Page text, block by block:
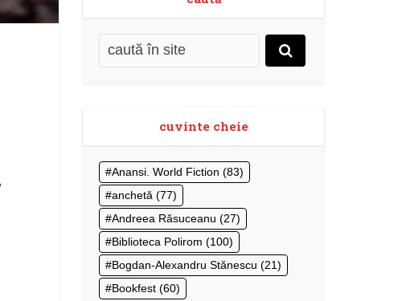
cuvinte cheie
Anansi. World Fiction (83)
anchetă (77)
Andreea Răsuceanu (27)
Biblioteca Polirom (100)
Bogdan-Alexandru Stănescu (21)
Bookfest (60)